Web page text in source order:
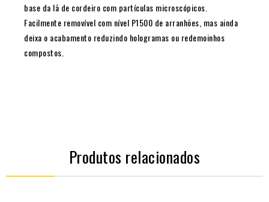
base da lã de cordeiro com partículas microscópicos.
Facilmente removível com nível P1500 de arranhões, mas ainda
deixa o acabamento reduzindo hologramas ou redemoinhos
compostos.
Produtos relacionados